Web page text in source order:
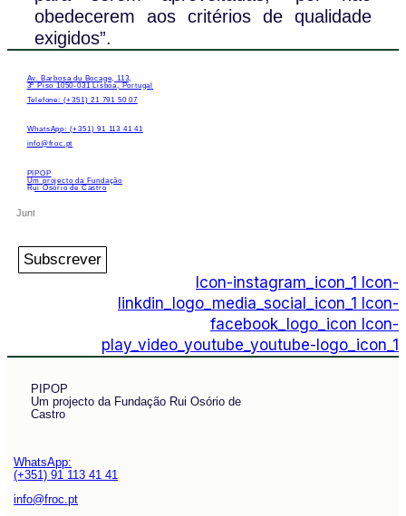
obedecerem aos critérios de qualidade
exigidos”.
Av. Barbosa du Bocage, 113,
3º Piso 1050-031 Lisboa, Portugal
Telefone: (+351) 21 791 50 07
WhatsApp: (+351) 91 113 41 41
info@froc.pt
PIPOP
Um projecto da Fundação
Rui Osório de Castro
Subscrever
Icon-instagram_icon_1
Icon-
linkdin_logo_media_social_icon_1
Icon-
facebook_logo_icon Icon-
play_video_youtube_youtube-logo_icon_1
PIPOP
Um projecto da Fundação Rui Osório de
Castro
WhatsApp:
(+351) 91 113 41 41
info@froc.pt